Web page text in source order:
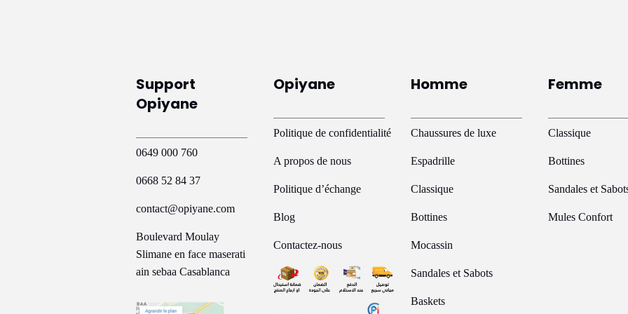
être
choisies
la
produit
sur
du
Support
Opiyane
0649 000 760
0668 52 84 37
contact@opiyane.com
Boulevard Moulay
Slimane en face maserati
ain sebaa Casablanca
Opiyane
Politique de confidentialité
A propos de nous
Politique d’échange
Blog
Contactez-nous
Homme
Chaussures de luxe
Espadrille
Classique
Bottines
Mocassin
Sandales et Sabots
Baskets
Femme
Classique
Bottines
Sandales et
Mules Confort